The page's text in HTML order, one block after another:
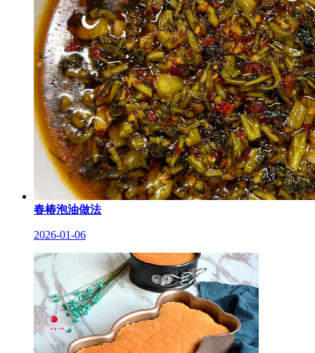
春椿泡油做法
2026-01-06